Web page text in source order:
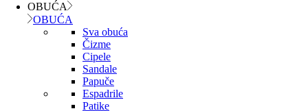
OBUĆA
OBUĆA
Sva obuća
Čizme
Cipele
Sandale
Papuče
Espadrile
Patike